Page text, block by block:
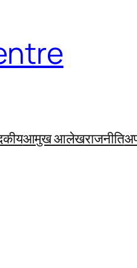
आमुख आलेखराजनीति